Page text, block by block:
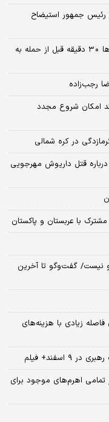
رئیس جمهور استیضاح
زئیس سازمان هواپیمایی: گزارش ورود هواگردها ٣٠ دقیقه قبل از حمله به
رجب‌زاده
امکان شروع مجدد
در کره شمالی
قتل داریوش مهرجویی
مشترک با عربستان و پاکستان
نیست/ گفت‌وگو تا آخرین
زیادی با هزینه‌های
فیلم
تمامی اهرم‌های موجود برای